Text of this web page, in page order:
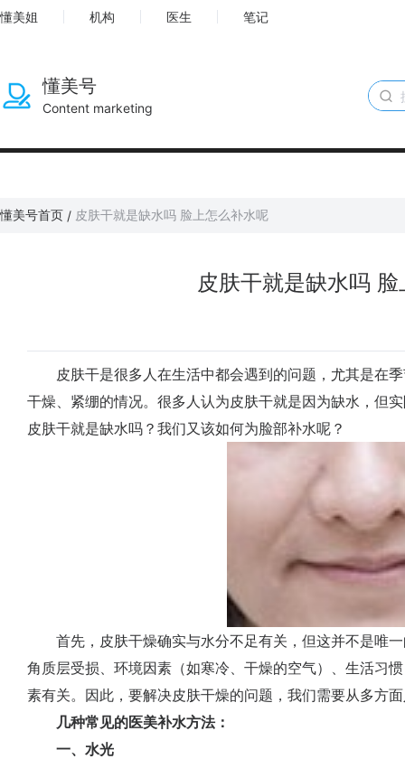
懂美姐 机构 医生 笔记
懂美号
Content marketing
懂美号首页 / 皮肤干就是缺水吗 脸上怎么补水呢
皮肤干就是缺水吗
皮肤干是很多人在生活中都会遇到的问题，尤其是在季
干燥、紧绷的情况。很多人认为皮肤干就是因为缺水，但
皮肤干就是缺水吗？我们又该如何为脸部补水呢？
首先，皮肤干燥确实与水分不足有关，但这并不是唯一
角质层受损、环境因素（如寒冷、干燥的空气）、生活习
素有关。因此，要解决皮肤干燥的问题，我们需要从多方
几种常见的医美补水方法：
一、水光